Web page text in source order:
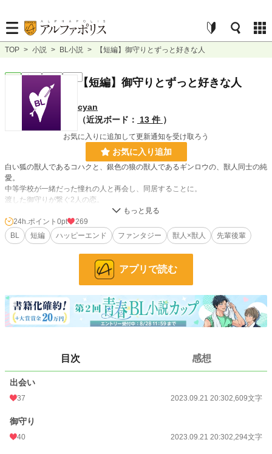
TOP > 小説 > BL小説 > 【短編】御守りとずっと好きな人
完結 短編 【短編】御守りとずっと好きな人
cyan
（近況ボード：
13 件 ）
お気に入りに追加して更新通知を受け取ろう
お気に入り追加
白い狐の獣人であるコハクと、銀色の狼の獣人であるギンロウの、獣人同士の純
愛。
中等学校が一緒だった憧れの人と再会し、同居することに。
渡した御守りが繋ぐ2人の恋。
シリアス無し、甘く官能的に仕上げました。
小説 228,760 位 / 228,760 件
31,415 位 / 31,415 件
24h.ポイント 0 pt
文字数 11,156
2023.09.21 20:30
初回完結日時
月間ポイント
24h.ポイント 0pt
269
BL
短編 ハッピーエンド ファンタジー 獣人×獣人 先輩後輩
アプリで読む
目次 感想
出会い
37 2023.09.21 20:302,609文字
御守り
40 2023.09.21 20:302,294文字